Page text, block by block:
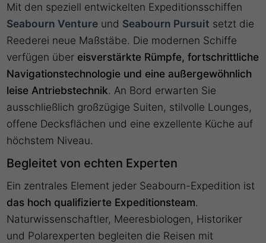
Mit den speziell entwickelten Expeditionsschiffen
Seabourn Venture und Seabourn Pursuit setzt die
Reederei neue Maßstäbe. Die modernen Schiffe
verfügen über eisverstärkte Rümpfe, fortschrittliche
Navigationstechnologie und eine außergewöhnlich
leise Antriebstechnik. An Bord erwarten Sie
ausschließlich großzügige Suiten, stilvolle Lounges,
offene Decksflächen und eine exzellente Küche auf
höchstem Niveau.
Begleitet von echten Experten
Ein zentrales Element jeder Seabourn-Expedition ist
das hoch qualifizierte Expeditionsteam.
Naturwissenschaftler, Meeresbiologen, Historiker
und Polarexperten begleiten die Reisen mit